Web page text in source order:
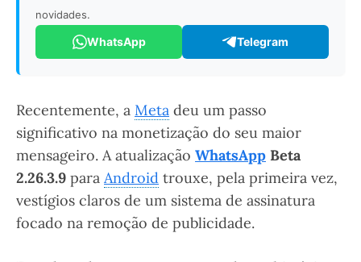
novidades.
WhatsApp Telegram
Recentemente, a Meta deu um passo
significativo na monetização do seu maior
mensageiro. A atualização WhatsApp Beta
2.26.3.9 para Android trouxe, pela primeira vez,
vestígios claros de um sistema de assinatura
focado na remoção de publicidade.